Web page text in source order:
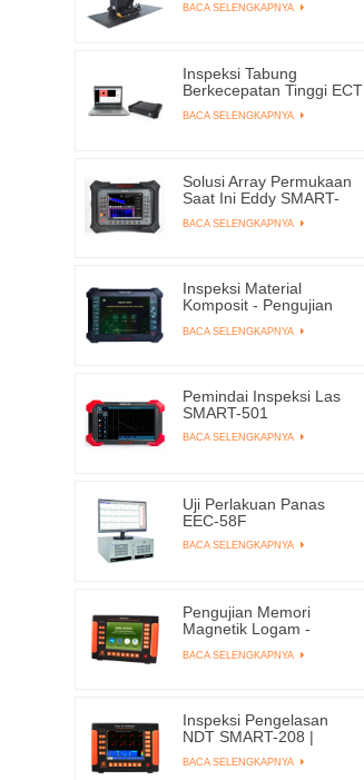
BACA SELENGKAPNYA
Inspeksi Tabung
Berkecepatan Tinggi ECT
BACA SELENGKAPNYA
Solusi Array Permukaan
Saat Ini Eddy SMART-
BACA SELENGKAPNYA
Inspeksi Material
Komposit - Pengujian
6MK | EDDYSUN
BACA SELENGKAPNYA
Pemindai Inspeksi Las
SMART-501
BACA SELENGKAPNYA
Uji Perlakuan Panas
EEC-58F
BACA SELENGKAPNYA
Pengujian Memori
Magnetik Logam -
2003C
BACA SELENGKAPNYA
Inspeksi Pengelasan
NDT SMART-208 |
BACA SELENGKAPNYA